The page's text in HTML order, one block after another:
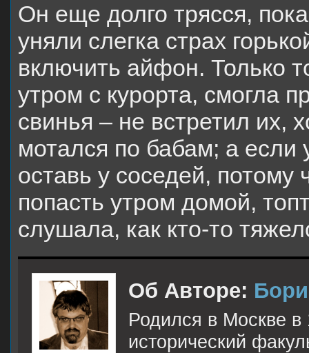
Он еще долго трясся,
уняли слегка страх
включить айфон. Только
утром с курорта, смогла
свинья – не встретил их,
мотался по бабам; а если
оставь у соседей, потому
попасть утром домой,
слушала, как кто-то
Об Авторе:
Родился в Москве в
исторический